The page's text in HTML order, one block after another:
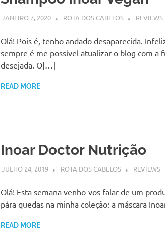
JANEIRO 7, 2020 ROTA DOS CABELOS REVIEWS
Olá! Pois é, tenho andado desaparecida.
sempre é me possível atualizar o blog com a
desejada. O[…]
READ MORE
Inoar Doctor Nutrição
JULHO 24, 2019 ROTA DOS CABELOS REVIEWS
Olá! Esta semana venho-vos falar de um
pára quedas na minha coleção: a máscara
READ MORE